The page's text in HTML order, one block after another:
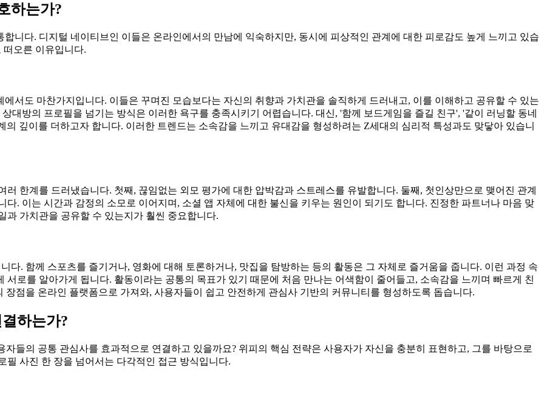
하는가?
니다. 디지털 네이티브인 이들은 온라인에서의 만남에 익숙하지만, 동시에 피상적인 관계에 대한 피로감도 높게 느끼고 있습
떠오른 이유입니다.
서도 마찬가지입니다. 이들은 꾸며진 모습보다는 자신의 취향과 가치관을 솔직하게 드러내고, 이를 이해하고 공유할 수 있는
대방의 프로필을 넘기는 방식은 이러한 욕구를 충족시키기 어렵습니다. 대신, '함께 보드게임을 즐길 친구', '같이 러닝할 동네
의 깊이를 더하고자 합니다. 이러한 트렌드는 소속감을 느끼고 유대감을 형성하려는 Z세대의 심리적 특성과도 맞닿아 있습니
한계를 드러냈습니다. 첫째, 끊임없는 외모 평가에 대한 압박감과 스트레스를 유발합니다. 둘째, 첫인상만으로 맺어진 관계
. 이는 시간과 감정의 소모로 이어지며, 소셜 앱 자체에 대한 불신을 키우는 원인이 되기도 합니다. 진정한 파트너나 마음 맞
과 가치관을 공유할 수 있는지가 훨씬 중요합니다.
다. 함께 스포츠를 즐기거나, 영화에 대해 토론하거나, 맛집을 탐방하는 등의 활동은 그 자체로 즐거움을 줍니다. 이런 과정 속
로를 알아가게 됩니다. 활동이라는 공통의 목표가 있기 때문에 처음 만나는 어색함이 줄어들고, 소속감을 느끼며 빠르게 친
장점을 온라인 플랫폼으로 가져와, 사용자들이 쉽고 안전하게 관심사 기반의 커뮤니티를 형성하도록 돕습니다.
하는가?
들의 공통 관심사를 효과적으로 연결하고 있을까요? 위피의 핵심 전략은 사용자가 자신을 충분히 표현하고, 그를 바탕으로
필 사진 한 장을 넘어서는 다각적인 접근 방식입니다.